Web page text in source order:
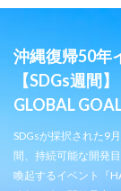
沖縄復帰50年
【SDGs週間
GLOBAL
SDGsが採択された9
間、持続可能な開発
喚起するイベント『